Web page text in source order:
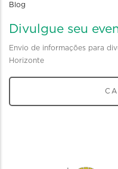
Blog
Divulgue seu
Envio de informações para
Horizonte